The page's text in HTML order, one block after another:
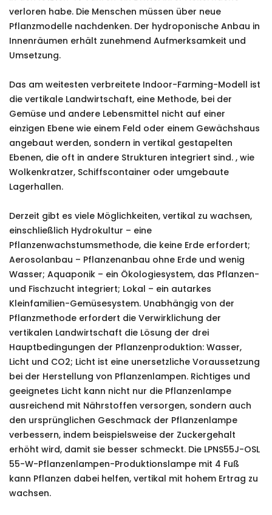
verloren habe. Die Menschen müssen über neue
Pflanzmodelle nachdenken. Der hydroponische Anbau in
Innenräumen erhält zunehmend Aufmerksamkeit und
Umsetzung.
Das am weitesten verbreitete Indoor-Farming-Modell ist
die vertikale Landwirtschaft, eine Methode, bei der
Gemüse und andere Lebensmittel nicht auf einer
einzigen Ebene wie einem Feld oder einem Gewächshaus
angebaut werden, sondern in vertikal gestapelten
Ebenen, die oft in andere Strukturen integriert sind. , wie
Wolkenkratzer, Schiffscontainer oder umgebaute
Lagerhallen.
Derzeit gibt es viele Möglichkeiten, vertikal zu wachsen,
einschließlich Hydrokultur – eine
Pflanzenwachstumsmethode, die keine Erde erfordert;
Aerosolanbau – Pflanzenanbau ohne Erde und wenig
Wasser; Aquaponik – ein Ökologiesystem, das Pflanzen-
und Fischzucht integriert; Lokal – ein autarkes
Kleinfamilien-Gemüsesystem. Unabhängig von der
Pflanzmethode erfordert die Verwirklichung der
vertikalen Landwirtschaft die Lösung der drei
Hauptbedingungen der Pflanzenproduktion: Wasser,
Licht und CO2; Licht ist eine unersetzliche Voraussetzung
bei der Herstellung von Pflanzenlampen. Richtiges und
geeignetes Licht kann nicht nur die Pflanzenlampe
ausreichend mit Nährstoffen versorgen, sondern auch
den ursprünglichen Geschmack der Pflanzenlampe
verbessern, indem beispielsweise der Zuckergehalt
erhöht wird, damit sie besser schmeckt. Die LPNS55J-OSL
55-W-Pflanzenlampen-Produktionslampe mit 4 Fuß
kann Pflanzen dabei helfen, vertikal mit hohem Ertrag zu
wachsen.